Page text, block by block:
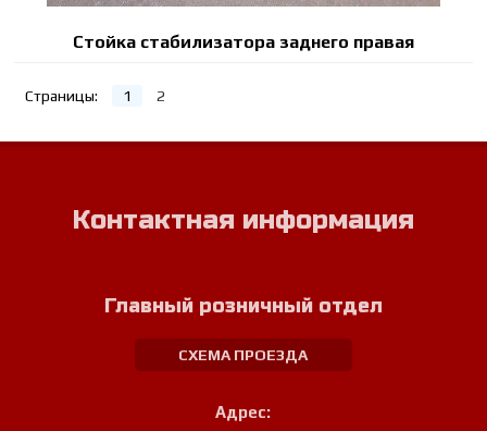
Стойка стабилизатора заднего правая
Страницы: 1 2
Контактная информация
Главный розничный отдел
СХЕМА ПРОЕЗДА
Адрес: